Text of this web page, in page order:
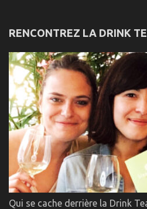
RENCONTREZ LA DRINK
Qui se cache derrière la Drink